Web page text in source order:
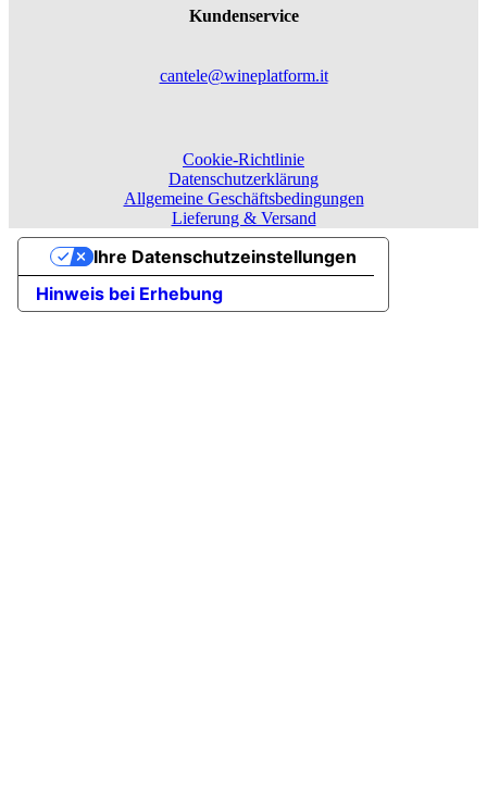
Kundenservice
cantele@wineplatform.it
Cookie-Richtlinie
Datenschutzerklärung
Allgemeine Geschäftsbedingungen
Lieferung & Versand
Hinweis bei Erhebung
Ihre Datenschutzeinstellungen